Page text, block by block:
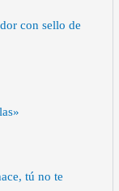
con sello de
tú no te